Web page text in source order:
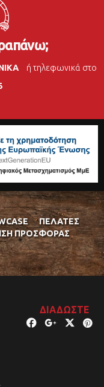
ή τηλεφωνικά στο
ΠΕΛΆΤΕΣ
ΠΡΟΣΦΟΡΆΣ
ΔΙΑΔΏΣΤΕ